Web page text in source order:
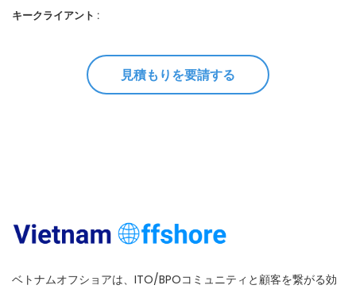
キークライアント :
見積もりを要請する
ベトナムオフショアは、ITO/BPOコミュニティと顧客を繋がる効